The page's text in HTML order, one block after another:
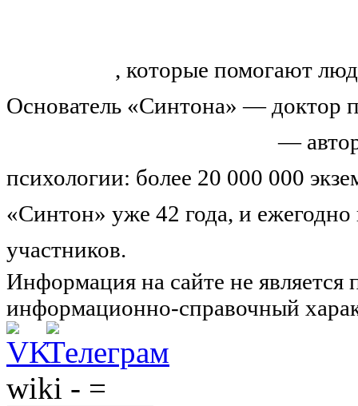
, которые помогают
Основатель «Синтона» — доктор
—
психологии: более 20 000 000
«Синтон» уже 42 года, и
участников.
Информация на сайте не
информационно-справочный
wiki - =